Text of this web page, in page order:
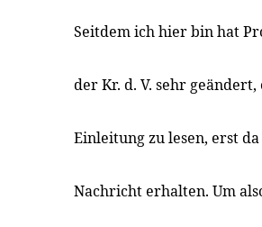
Seitdem ich hier bin hat
der Kr. d. V. sehr
Einleitung zu lesen, erst
Nachricht erhalten. Um